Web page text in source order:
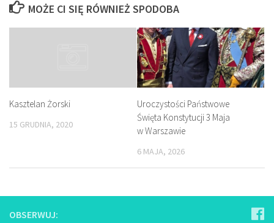
MOŻE CI SIĘ RÓWNIEŻ SPODOBA
Kasztelan Żorski
15 GRUDNIA, 2020
Uroczystości Państwowe
Święta Konstytucji 3 Maja
w Warszawie
6 MAJA, 2026
OBSERWUJ: